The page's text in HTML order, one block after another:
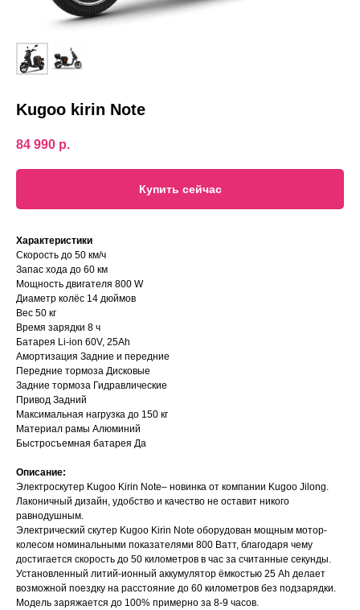
Kugoo kirin Note
84 990 р.
Купить сейчас
Характеристики
Скорость до 50 км/ч
Запас хода до 60 км
Мощность двигателя 800 W
Диаметр колёс 14 дюймов
Вес 50 кг
Время зарядки 8 ч
Батарея Li-ion 60V, 25Ah
Амортизация Задние и передние
Передние тормоза Дисковые
Задние тормоза Гидравлические
Привод Задний
Максимальная нагрузка до 150 кг
Материал рамы Алюминий
Быстросъемная батарея Да
Описание:
Электроскутер Kugoo Kirin Note– новинка от компании Kugoo Jilong.
Лаконичный дизайн, удобство и качество не оставит никого
равнодушным.
Электрический скутер Kugoo Kirin Note оборудован мощным мотор-
колесом номинальными показателями 800 Ватт, благодаря чему
достигается скорость до 50 километров в час за считанные секунды.
Установленный литий-ионный аккумулятор ёмкостью 25 Ah делает
возможной поездку на расстояние до 60 километров без подзарядки.
Модель заряжается до 100% примерно за 8-9 часов.